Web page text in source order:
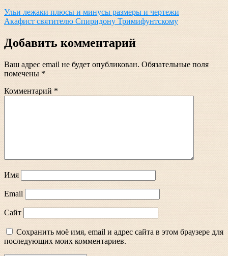
Навигация
по
записям
Ульи лежаки плюсы и минусы размеры и чертежи
Акафист святителю Спиридону Тримифунтскому
Добавить комментарий
Ваш адрес email не будет опубликован. Обязательные поля
помечены *
Комментарий *
Имя
Email
Сайт
Сохранить моё имя, email и адрес сайта в этом браузере для
последующих моих комментариев.